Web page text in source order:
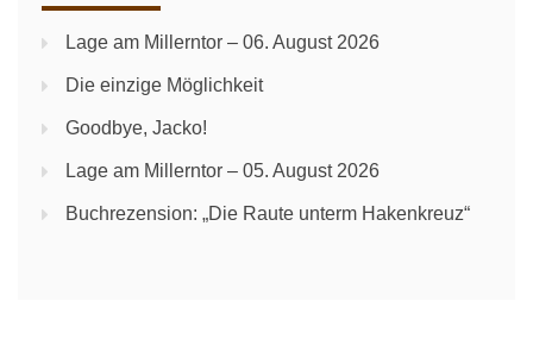
Lage am Millerntor – 06. August 2026
Die einzige Möglichkeit
Goodbye, Jacko!
Lage am Millerntor – 05. August 2026
Buchrezension: „Die Raute unterm Hakenkreuz“